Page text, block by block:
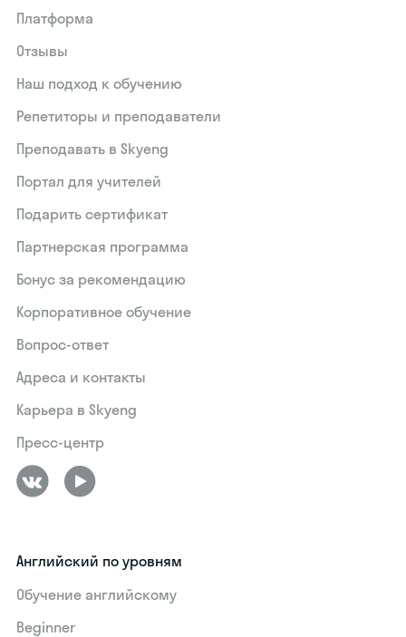
Платформа
Отзывы
Наш подход к обучению
Репетиторы и преподаватели
Преподавать в Skyeng
Портал для учителей
Подарить сертификат
Партнерская программа
Бонус за рекомендацию
Корпоративное обучение
Вопрос-ответ
Адреса и контакты
Карьера в Skyeng
Пресс-центр
Английский по уровням
Обучение английскому
Beginner